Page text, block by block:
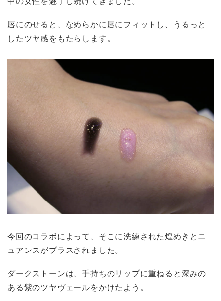
唇にのせると、なめらかに唇にフィットし、うるっと
したツヤ感をもたらします。
今回のコラボによって、そこに洗練された煌めきとニ
ュアンスがプラスされました。
ダークストーンは、手持ちのリップに重ねると深みの
ある紫のツヤヴェールをかけたよう。